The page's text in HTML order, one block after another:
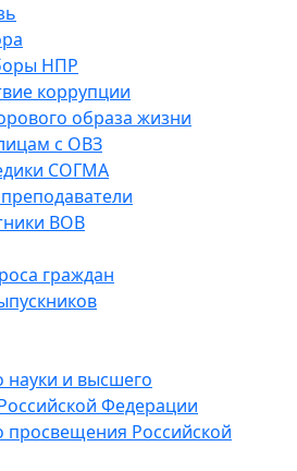
НПР
коррупции
образа жизни
с ОВЗ
СОГМА
ВОВ
граждан
науки и высшего
Федерации
просвещения Российской